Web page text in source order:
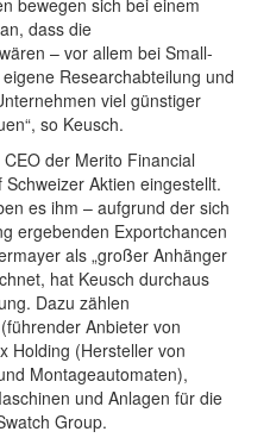
bewegen sich bei einem
dass die
– vor allem bei Small-
Researchabteilung und
viel günstiger
so Keusch.
CEO der Merito Financial
Aktien eingestellt.
es ihm – aufgrund der sich
ergebenden Exportchancen
als „großer Anhänger
hat Keusch durchaus
Dazu zählen
Anbieter von
Holding (Hersteller von
Montageautomaten),
und Anlagen für die
Group.